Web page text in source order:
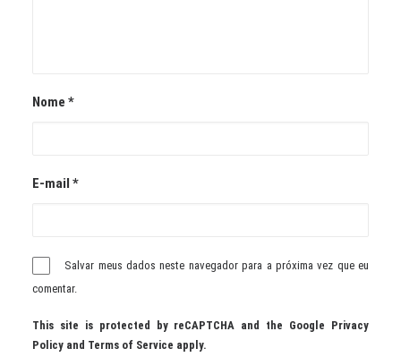
Nome *
E-mail *
Salvar meus dados neste navegador para a próxima vez que eu
comentar.
This site is protected by reCAPTCHA and the Google Privacy
Policy and Terms of Service apply.